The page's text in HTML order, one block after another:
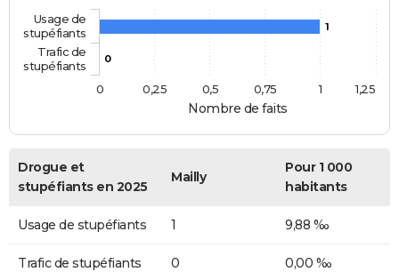
Nombre de faits
1
0
Usage de
stupéfiants
Trafic de
stupéfiants
0
1
0,25 0,5 0,75 1,25
Drogue et
stupéfiants en 2025
Mailly
Pour 1 000
habitants
Usage de stupéfiants 1 9,88 ‰
Trafic de stupéfiants 0 0,00 ‰